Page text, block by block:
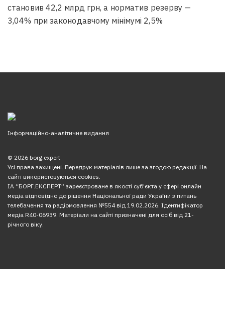
становив 42,2 млрд грн, а норматив резерву —
3,04% при законодавчому мінімумі 2,5%
Інформаційно-аналітичне видання
© 2026 borg.expert
Усі права захищені. Передрук матеріалів лише за згодою редакції. На
сайті використовуються cookies.
ІА “БОРГ.ЕКСПЕРТ” зареєстроване в якості суб’єкта у сфері онлайн
медіа відповідно до рішення Національної ради України з питань
телебачення та радіомовлення №554 від 19.02.2026. Ідентифікатор
медіа R40-06939. Матеріали на сайті призначені для осіб від 21-
річного віку.